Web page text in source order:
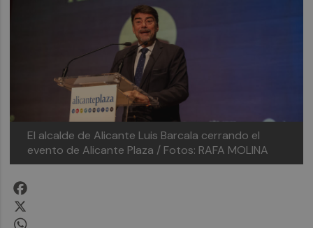
El alcalde de Alicante Luis Barcala cerrando el
evento de Alicante Plaza / Fotos: RAFA MOLINA